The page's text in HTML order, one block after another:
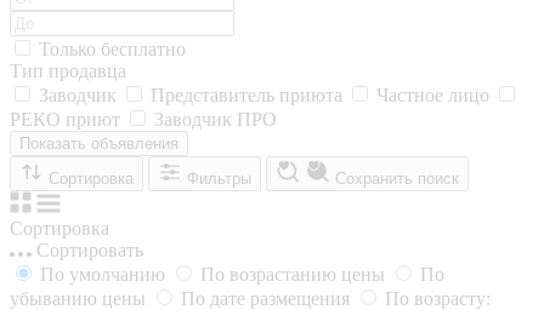
Только бесплатно
Тип продавца
Заводчик
Представитель приюта
Частное лицо
РЕКО приют
Заводчик ПРО
Показать объявления
Сортировка
Фильтры Сохранить поиск
Сортировка
Сортировать
По умолчанию
По возрастанию цены
По
убыванию цены
По дате размещения
По возрасту: